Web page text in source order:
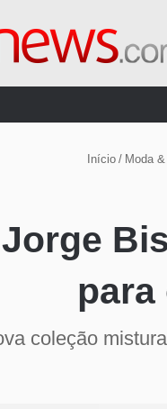
Início / Moda
Jorge
para
coleção